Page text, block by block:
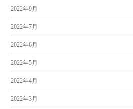
2022年9月
2022年7月
2022年6月
2022年5月
2022年4月
2022年3月